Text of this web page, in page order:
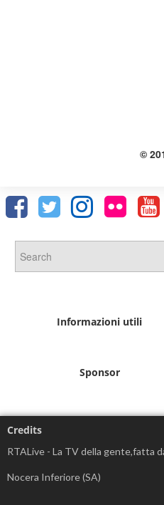
©
Informazioni utili
Sponsor
Credits
RTALive - La TV della gente,fatta
Nocera Inferiore (SA)